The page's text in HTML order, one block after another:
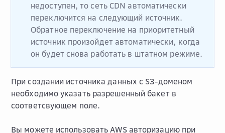
недоступен, то сеть CDN автоматически
переключится на следующий источник.
Обратное переключение на приоритетный
источник произойдет автоматически, когда
он будет снова работать в штатном режиме.
При создании источника данных с S3-доменом
необходимо указать разрешенный бакет в
соответсвующем поле.
Вы можете использовать AWS авторизацию при